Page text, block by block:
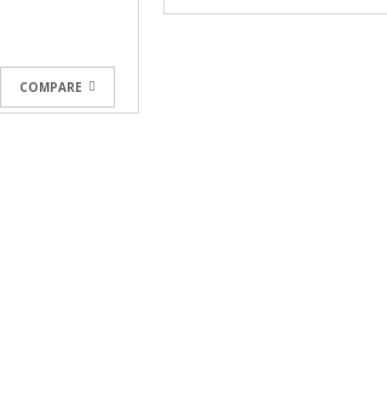
COMPARE